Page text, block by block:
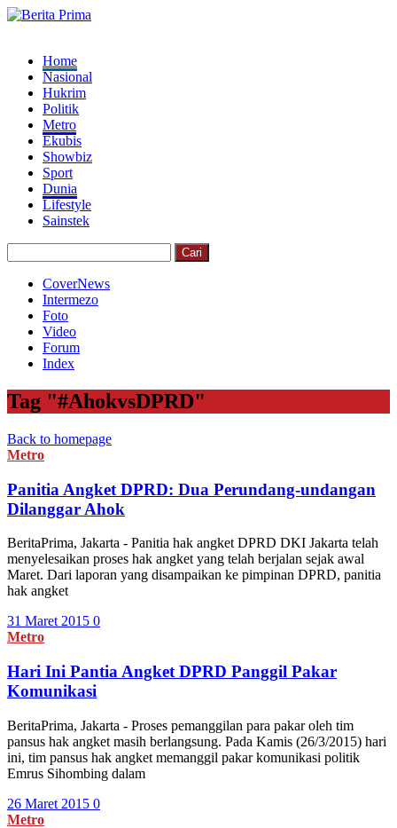
Home
Nasional
Hukrim
Politik
Metro
Ekubis
Showbiz
Sport
Dunia
Lifestyle
Sainstek
CoverNews
Intermezo
Foto
Video
Forum
Index
Tag "#AhokvsDPRD"
Back to homepage
Metro
Panitia Angket DPRD: Dua Perundang-undangan
Dilanggar Ahok
BeritaPrima, Jakarta - Panitia hak angket DPRD DKI Jakarta telah
menyelesaikan proses hak angket yang telah berjalan sejak awal
Maret. Dari laporan yang disampaikan ke pimpinan DPRD, panitia
hak angket
31 Maret 2015 0
Metro
Hari Ini Pantia Angket DPRD Panggil Pakar
Komunikasi
BeritaPrima, Jakarta - Proses pemanggilan para pakar oleh tim
pansus hak angket masih berlangsung. Pada Kamis (26/3/2015) hari
ini, tim pansus hak angket memanggil pakar komunikasi politik
Emrus Sihombing dalam
26 Maret 2015 0
Metro